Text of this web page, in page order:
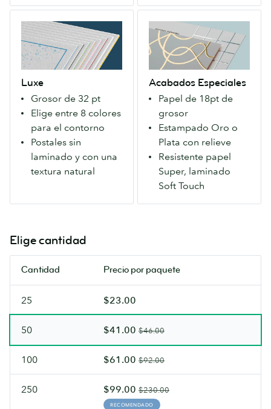
Disponible
con
acabado
Mate
Satinado.
con
sedoso
acabado
Touch.
Luxe
Grosor de 32 pt
Elige entre 8 colores
para el contorno
Postales sin
laminado y con una
textura natural
Excepcionalmente
grueso
Elige
color
contorno.
laminado
que
escribir
ambas
Acabados Especiales
Papel de 18pt de
grosor
Estampado Oro o
Plata con relieve
Resistente papel
Super, laminado
Soft Touch
Especiales
firme
que
causa
una
primera
impresión
duradera.
Disponible
con
Touch.
Elige cantidad
Cantidad Precio por paquete
25 $23.00
50 $41.00 $46.00
100 $61.00 $92.00
250 $99.00 $230.00
RECOMENDADO